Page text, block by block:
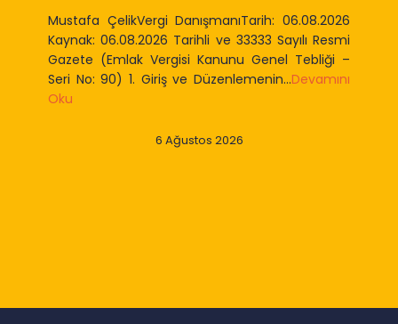
Mustafa ÇelikVergi DanışmanıTarih: 06.08.2026
Kaynak: 06.08.2026 Tarihli ve 33333 Sayılı Resmi
Gazete (Emlak Vergisi Kanunu Genel Tebliği –
Seri No: 90) 1. Giriş ve Düzenlemenin...Devamını
Oku
6 Ağustos 2026